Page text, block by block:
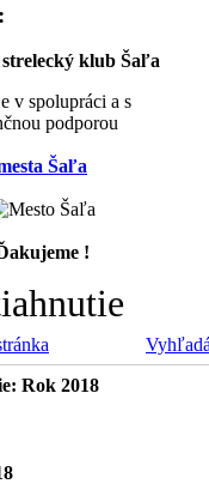
klub Šaľa
v spolupráci a s
podporou
Šaľa
!
Rok 2018